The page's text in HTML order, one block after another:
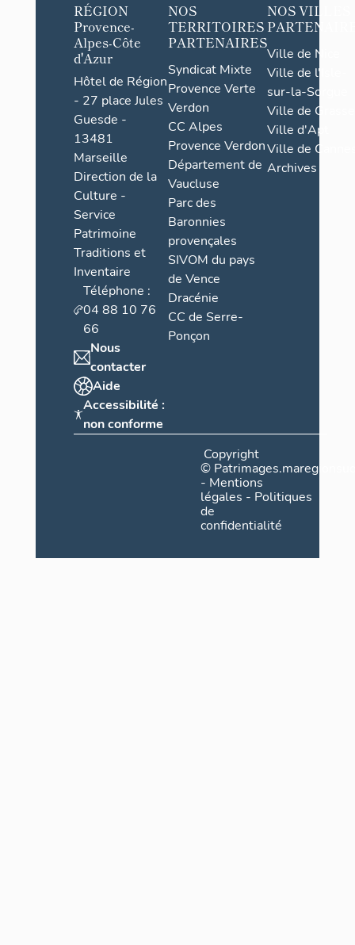
RÉGION
Provence-
Alpes-Côte
d'Azur
Hôtel de Région
- 27 place Jules
Guesde -
13481
Marseille
Direction de la
Culture -
Service
Patrimoine
Traditions et
Inventaire
Téléphone :
04 88 10 76
66
Nous
contacter
Aide
Accessibilité :
non conforme
NOS
TERRITOIRES
PARTENAIRES
Syndicat Mixte
Provence Verte
Verdon
CC Alpes
Provence Verdon
Département de
Vaucluse
Parc des
Baronnies
provençales
SIVOM du pays
de Vence
Dracénie
CC de Serre-
Ponçon
NOS VILLES
Ville de Nice
Ville de l'Isle-
sur-la-Sorgue
Ville de Grasse
Ville d'Apt
Ville de
Archives
Copyright
©
- Mentions
légales - Politiques
de
confidentialité